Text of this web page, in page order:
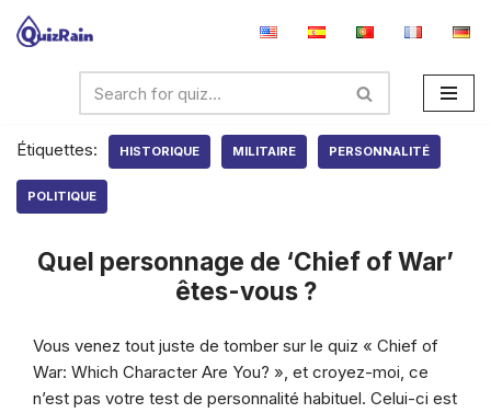
Étiquettes:
HISTORIQUE MILITAIRE PERSONNALITÉ
POLITIQUE
Quel personnage de ‘Chief of War’
êtes-vous ?
Vous venez tout juste de tomber sur le quiz « Chief of
War: Which Character Are You? », et croyez-moi, ce
n’est pas votre test de personnalité habituel. Celui-ci est